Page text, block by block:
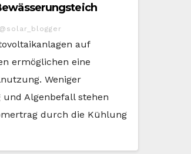
@solar_blogger
auf
ermöglichen eine
Weniger
Algenbefall stehen
durch die Kühlung